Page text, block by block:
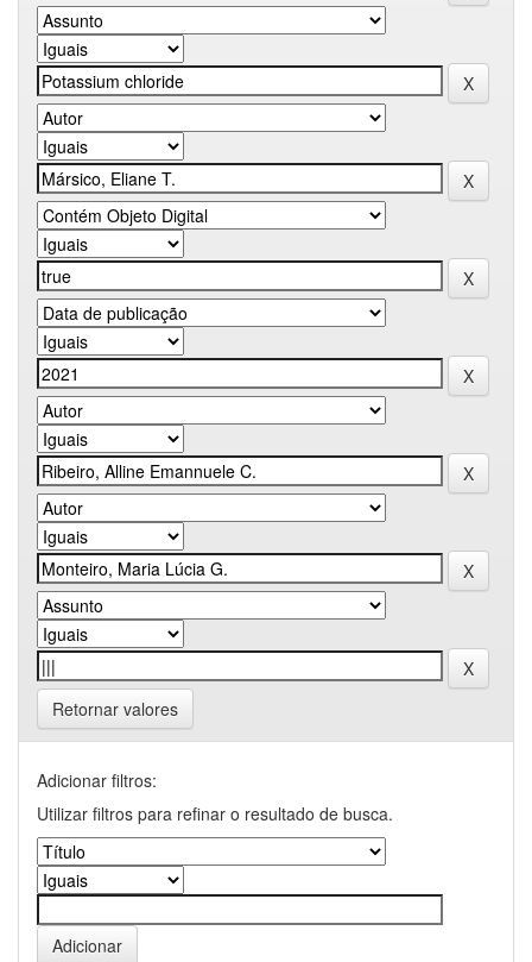
Retornar valores
Adicionar filtros:
Utilizar filtros para refinar o resultado de busca.